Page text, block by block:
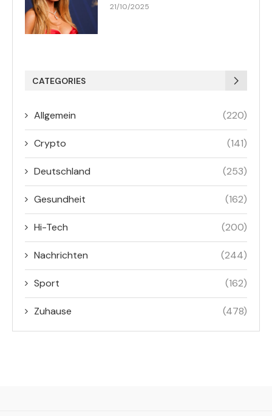
21/10/2025
CATEGORIES
Allgemein (220)
Crypto (141)
Deutschland (253)
Gesundheit (162)
Hi-Tech (200)
Nachrichten (244)
Sport (162)
Zuhause (478)